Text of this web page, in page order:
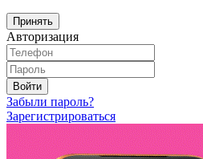
Принять
Авторизация
Войти
Забыли пароль?
Зарегистрироваться